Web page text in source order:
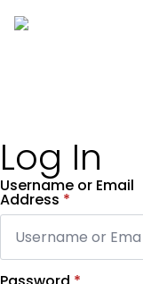
Log In
Username or Email
Address *